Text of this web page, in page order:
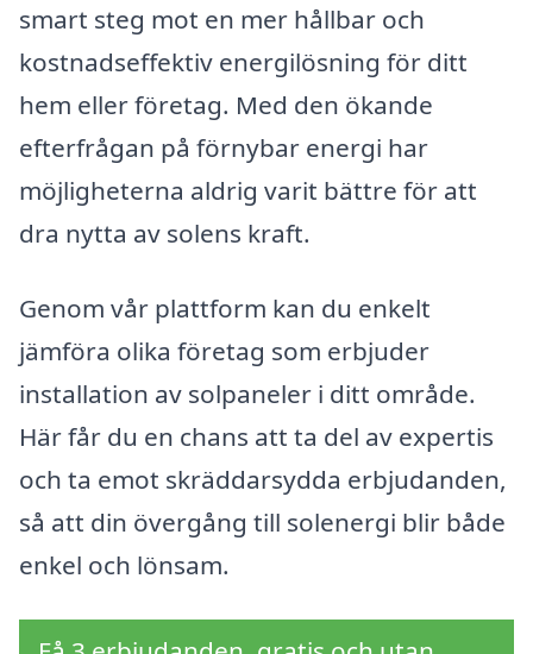
smart steg mot en mer hållbar och
kostnadseffektiv energilösning för ditt
hem eller företag. Med den ökande
efterfrågan på förnybar energi har
möjligheterna aldrig varit bättre för att
dra nytta av solens kraft.
Genom vår plattform kan du enkelt
jämföra olika företag som erbjuder
installation av solpaneler i ditt område.
Här får du en chans att ta del av expertis
och ta emot skräddarsydda erbjudanden,
så att din övergång till solenergi blir både
enkel och lönsam.